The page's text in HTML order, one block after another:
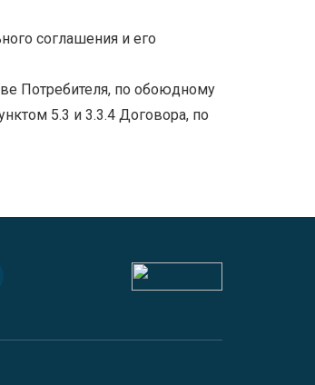
соглашения и его
Потребителя, по обоюдному
5.3 и 3.3.4 Договора, по